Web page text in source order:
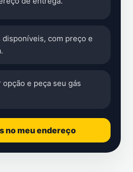
disponíveis, com preço e
opção e peça seu gás
no meu endereço